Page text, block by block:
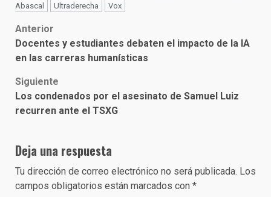
Abascal
Ultraderecha Vox
Post
navigation
Anterior
Docentes y estudiantes debaten el impacto de la IA
en las carreras humanísticas
Siguiente
Los condenados por el asesinato de Samuel Luiz
recurren ante el TSXG
Deja una respuesta
Tu dirección de correo electrónico no será publicada. Los
campos obligatorios están marcados con *